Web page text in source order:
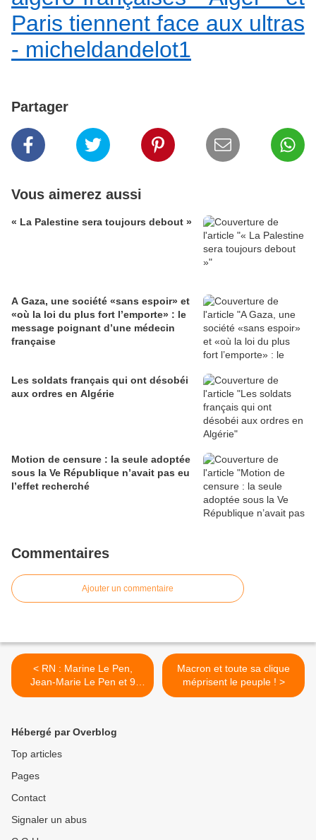
Paris tiennent face aux ultras
- micheldandelot1
Partager
Vous aimerez aussi
« La Palestine sera toujours debout »
A Gaza, une société «sans espoir» et
«où la loi du plus fort l’emporte» : le
message poignant d’une médecin
française
Les soldats français qui ont désobéi
aux ordres en Algérie
Motion de censure : la seule adoptée
sous la Ve République n’avait pas eu
l’effet recherché
Commentaires
Ajouter un commentaire
< RN : Marine Le Pen,
Jean-Marie Le Pen et 9
eurodéputés bientôt jugés
Macron et toute sa clique
méprisent le peuple ! >
Hébergé par Overblog
Top articles
Pages
Contact
Signaler un abus